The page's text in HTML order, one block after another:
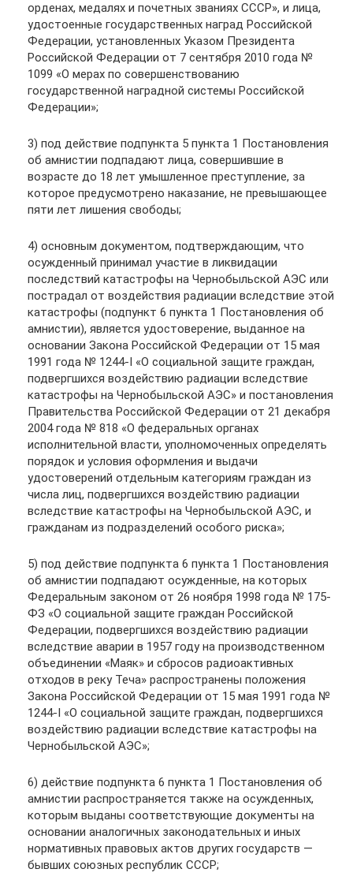
орденах, медалях и почетных званиях СССР», и лица,
удостоенные государственных наград Российской
Федерации, установленных Указом Президента
Российской Федерации от 7 сентября 2010 года №
1099 «О мерах по совершенствованию
государственной наградной системы Российской
Федерации»;
3) под действие подпункта 5 пункта 1 Постановления
об амнистии подпадают лица, совершившие в
возрасте до 18 лет умышленное преступление, за
которое предусмотрено наказание, не превышающее
пяти лет лишения свободы;
4) основным документом, подтверждающим, что
осужденный принимал участие в ликвидации
последствий катастрофы на Чернобыльской АЭС или
пострадал от воздействия радиации вследствие этой
катастрофы (подпункт 6 пункта 1 Постановления об
амнистии), является удостоверение, выданное на
основании Закона Российской Федерации от 15 мая
1991 года № 1244-I «О социальной защите граждан,
подвергшихся воздействию радиации вследствие
катастрофы на Чернобыльской АЭС» и постановления
Правительства Российской Федерации от 21 декабря
2004 года № 818 «О федеральных органах
исполнительной власти, уполномоченных определять
порядок и условия оформления и выдачи
удостоверений отдельным категориям граждан из
числа лиц, подвергшихся воздействию радиации
вследствие катастрофы на Чернобыльской АЭС, и
гражданам из подразделений особого риска»;
5) под действие подпункта 6 пункта 1 Постановления
об амнистии подпадают осужденные, на которых
Федеральным законом от 26 ноября 1998 года № 175-
ФЗ «О социальной защите граждан Российской
Федерации, подвергшихся воздействию радиации
вследствие аварии в 1957 году на производственном
объединении «Маяк» и сбросов радиоактивных
отходов в реку Теча» распространены положения
Закона Российской Федерации от 15 мая 1991 года №
1244-I «О социальной защите граждан, подвергшихся
воздействию радиации вследствие катастрофы на
Чернобыльской АЭС»;
6) действие подпункта 6 пункта 1 Постановления об
амнистии распространяется также на осужденных,
которым выданы соответствующие документы на
основании аналогичных законодательных и иных
нормативных правовых актов других государств —
бывших союзных республик СССР;